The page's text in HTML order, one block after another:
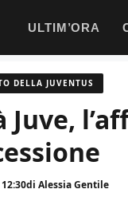
ULTIM’ORA
DELLA JUVENTUS
Juve,
di Alessia Gentile